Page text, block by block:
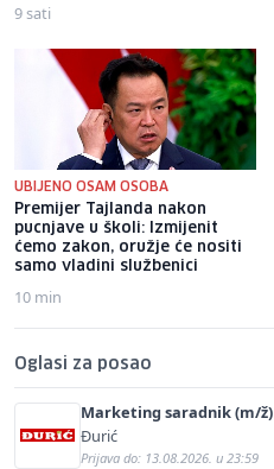
9 sati
UBIJENO OSAM OSOBA
Premijer Tajlanda nakon
pucnjave u školi: Izmijenit
ćemo zakon, oružje će nositi
samo vladini službenici
10 min
Oglasi za posao
Marketing saradnik (m/ž)
Đurić
Prijava do: 13.08.2026. u 23:59